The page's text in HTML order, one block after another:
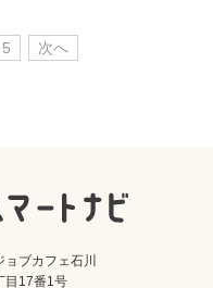
5 次へ
ブカフェ石川
目17番1号